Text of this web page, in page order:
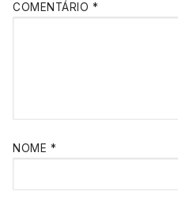
COMENTÁRIO *
NOME *